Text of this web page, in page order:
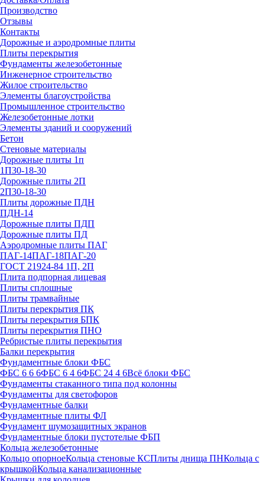
Производство
Отзывы
Контакты
Дорожные и аэродромные плиты
Плиты перекрытия
Фундаменты железобетонные
Инженерное строительство
Жилое строительство
Элементы благоустройства
Промышленное строительство
Железобетонные лотки
Элементы зданий и сооружений
Бетон
Стеновые материалы
Дорожные плиты 1п
1П30-18-30
Дорожные плиты 2П
2П30-18-30
Плиты дорожные ПДН
ПДН-14
Дорожные плиты ПДП
Дорожные плиты ПД
Аэродромные плиты ПАГ
ПАГ-14ПАГ-18ПАГ-20
ГОСТ 21924-84 1П, 2П
Плита подпорная лицевая
Плиты сплошные
Плиты трамвайные
Плиты перекрытия ПК
Плиты перекрытия БПК
Плиты перекрытия ПНО
Ребристые плиты перекрытия
Балки перекрытия
Фундаментные блоки ФБС
ФБС 6 6 6ФБС 6 4 6ФБС 24 4 6Всё блоки ФБС
Фундаменты стаканного типа под колонны
Фундаменты для светофоров
Фундаментные балки
Фундаментные плиты ФЛ
Фундамент шумозащитных экранов
Фундаментные блоки пустотелые ФБП
Кольца железобетонные
Кольцо опорноеКольца стеновые КСПлиты днища ПНКольца с
крышкойКольца канализационные